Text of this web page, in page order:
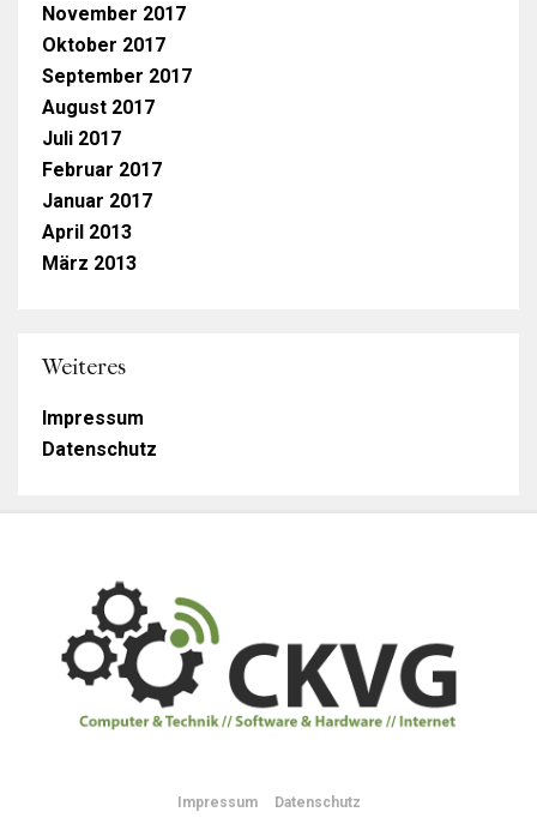
November 2017
Oktober 2017
September 2017
August 2017
Juli 2017
Februar 2017
Januar 2017
April 2013
März 2013
Weiteres
Impressum
Datenschutz
Impressum Datenschutz